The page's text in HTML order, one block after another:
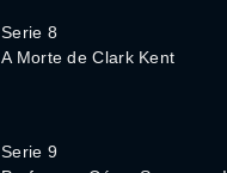
Serie 8
A Morte de Clark Kent
Serie 9